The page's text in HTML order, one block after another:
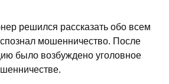
решился рассказать обо всем
мошенничество. После
было возбуждено уголовное